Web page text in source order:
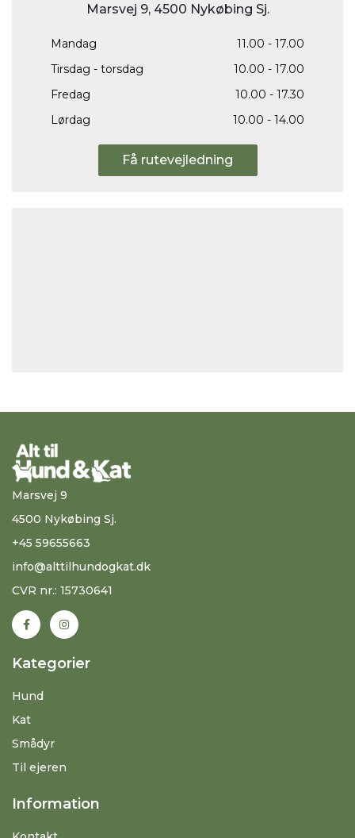
Marsvej 9, 4500 Nykøbing Sj.
Mandag
11.00 - 17.00
Tirsdag - torsdag
10.00 - 17.00
Fredag
10.00 - 17.30
Lørdag
10.00 - 14.00
Få rutevejledning
Marsvej 9
4500 Nykøbing Sj.
+45 59655663
info@alttilhundogkat.dk
CVR nr.: 15730641
Kategorier
Hund
Kat
Smådyr
Til ejeren
Information